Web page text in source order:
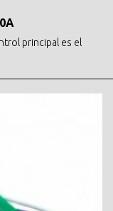
principal es el